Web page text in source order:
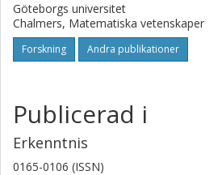
Göteborgs universitet
Chalmers, Matematiska vetenskaper
Forskning Andra publikationer
Publicerad i
Erkenntnis
0165-0106 (ISSN)